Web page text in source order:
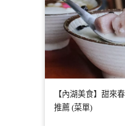
【內湖美食】甜來
推薦 (菜單)